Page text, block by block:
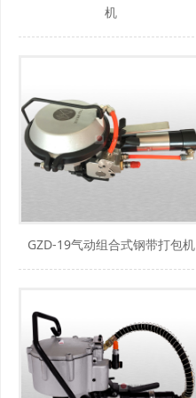
机
GZD-19气动组合式钢带打包机